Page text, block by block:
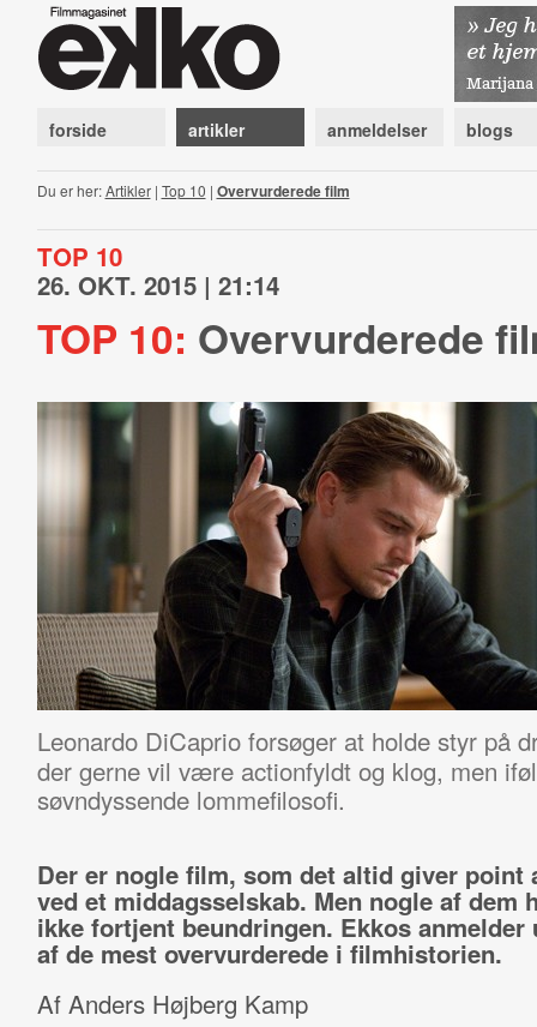
forside artikler anmeldelser blogs
Du er her:Artikler| Top 10 | Overvurderede film
TOP 10
26. OKT. 2015 | 21:14
TOP 10: Overvurderede
Leonardo DiCaprio forsøger at holde styr på
der gerne vil være actionfyldt og klog, men
søvndyssende lommefilosofi.
Der er nogle film, som det altid giver point
ved et middagsselskab. Men nogle af dem
ikke fortjent beundringen. Ekkos anmelder
af de mest overvurderede i filmhistorien.
Af Anders Højberg Kamp